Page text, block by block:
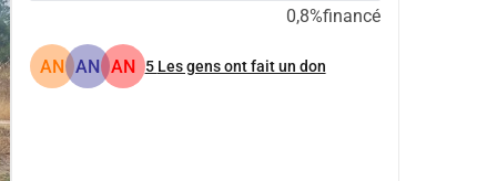
0,8%financé
AN AN AN 5 Les gens ont fait un don